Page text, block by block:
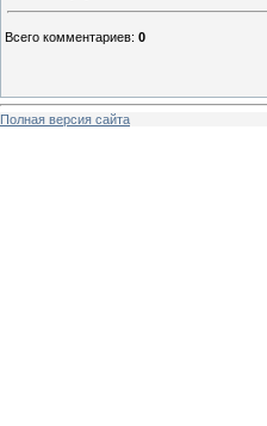
Всего комментариев: 0
Полная версия сайта